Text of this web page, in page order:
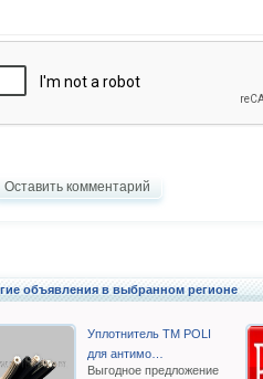
Оставить комментарий
объявления в выбранном регионе
Уплотнитель TM POLI
для антимо…
Выгодное предложение